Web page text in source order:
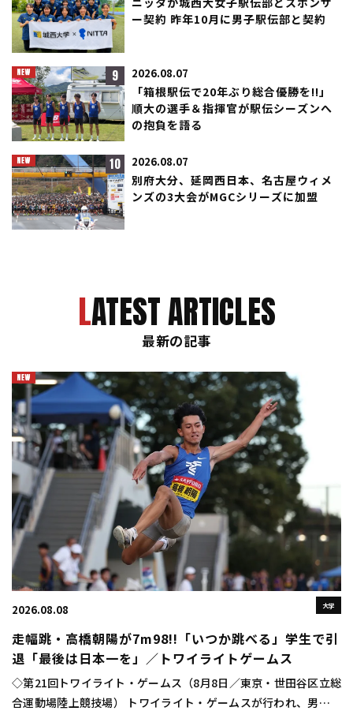
ニッタが城西大女子駅伝部とスポンサ
ー契約 昨年10月に男子駅伝部と契約
9 2026.08.07
「箱根駅伝で20年ぶり総合優勝を!!」
順大の選手＆指揮官が駅伝シーズンへ
の抱負を語る
10 2026.08.07
別府大分、延岡西日本、名古屋ウィメ
ンズの3大会がMGCシリーズに加盟
LATEST ARTICLES
最新の記事
大学
2026.08.08
走幅跳・高橋朝陽が7m98!!「いつか跳べる」学生で引
退「最後は日本一を」／トワイライトゲームス
◇第21回トワイライト・ゲームス（8月8日／東京・世田谷区立総
合運動場陸上競技場） トワイライト・ゲームスが行われ、男子走